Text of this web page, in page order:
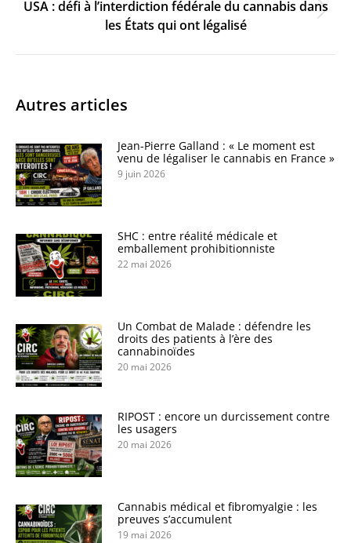
Onglet
suivant
USA : défi à l’interdiction fédérale du cannabis dans
les États qui ont légalisé
Autres articles
Jean-Pierre Galland : « Le moment est
venu de légaliser le cannabis en France »
9 juin 2026
SHC : entre réalité médicale et
emballement prohibitionniste
22 mai 2026
Un Combat de Malade : défendre les
droits des patients à l’ère des
cannabinoïdes
20 mai 2026
RIPOST : encore un durcissement contre
les usagers
20 mai 2026
Cannabis médical et fibromyalgie : les
preuves s’accumulent
19 mai 2026